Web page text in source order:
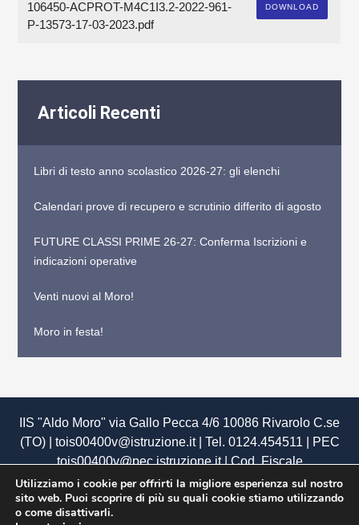
106450-ACPROT-M4C1I3.2-2022-961-
P-13573-17-03-2023.pdf
DOWNLOAD
Articoli Recenti
Libri di testo anno scolastico 2026-27: gli elenchi
Calendari prove di recupero e scrutinio differito di agosto
FUTURE CLASSI PRIME 26-27: Conferma Iscrizioni e
indicazioni operative
Venti nuovi al Moro!
Moro in festa!
IIS "Aldo Moro" via Gallo Pecca 4/6 10086 Rivarolo C.se
(TO) | tois00400v@istruzione.it | Tel. 0124.454511 | PEC
tois00400v@pec.istruzione.it| Cod. Fiscale
85502120018 | Cod. Meccanografico TOIS00400V |
U.R.P.|Siti tematici| Privacy |Dichiarazione di
Accessibilità|Obiettivi di Accessibilità
Utilizziamo i cookie per offrirti la migliore esperienza sul nostro
sito web. Puoi scoprire di più su quali cookie stiamo utilizzando
o come disattivarli.